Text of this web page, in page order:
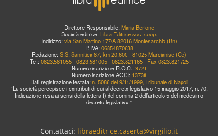
Direttore Responsabile: Maria Bertone
Società editrice: Libra Editrice soc. coop.
Indirizzo: via San Martino 177/A 82016 Montesarchio (Bn)
P. IVA: 06854870638
Redazione: S.S. Sannitica 87, km 20,600 - 81025 Marcianise (Ce)
Tel.: 0823.581055 - 0823.581005 - 0823.821165 - Fax 0823.821725
Numero iscrizione R.O.C.: 9721
Numero iscrizione AGCI: 13738
Dati registrazione testata: n. 5086 del 9/11/1999, Tribunale di Napoli
“La società percepisce i contributi di cui al decreto legislativo 15 maggio 2017, n. 70.
Indicazione resa ai sensi della lettera f) del comma 2 dell’articolo 5 del medesimo
decreto legislativo.”
Contattaci: libraeditrice.caserta@virgilio.it